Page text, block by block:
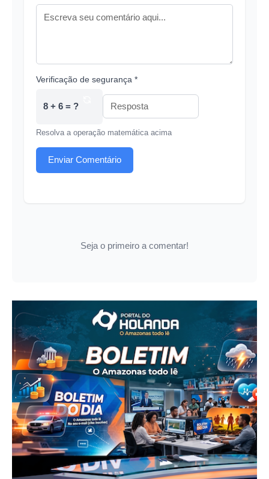
Verificação de segurança *
8 + 6 = ?
Resolva a operação matemática acima
Enviar Comentário
Seja o primeiro a comentar!